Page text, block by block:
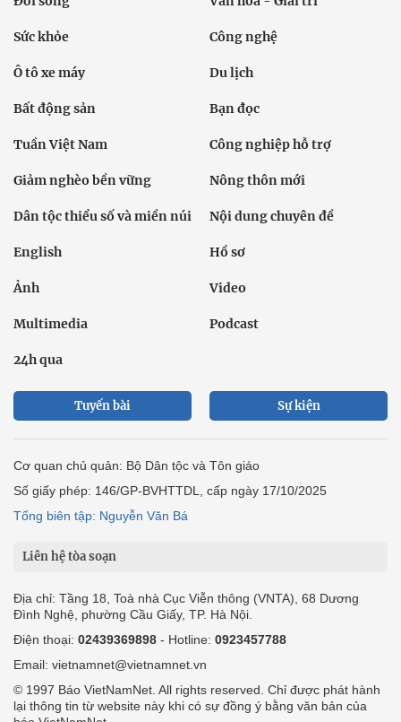
Sức khỏe Công nghệ
Ô tô xe máy Du lịch
Bất động sản Bạn đọc
Tuần Việt Nam Công nghiệp hỗ trợ
Giảm nghèo bền vững Nông thôn mới
Dân tộc thiểu số và miền núi Nội dung chuyên đề
English Hồ sơ
Ảnh Video
Multimedia Podcast
24h qua
Tuyến bài Sự kiện
Cơ quan chủ quản: Bộ Dân tộc và Tôn giáo
Số giấy phép: 146/GP-BVHTTDL, cấp ngày 17/10/2025
Tổng biên tập: Nguyễn Văn Bá
Liên hệ tòa soạn
Địa chỉ: Tầng 18, Toà nhà Cục Viễn thông (VNTA), 68 Dương
Đình Nghệ, phường Cầu Giấy, TP. Hà Nội.
Điện thoại: 02439369898 - Hotline: 0923457788
Email: vietnamnet@vietnamnet.vn
© 1997 Báo VietNamNet. All rights reserved. Chỉ được phát hành
lại thông tin từ website này khi có sự đồng ý bằng văn bản của